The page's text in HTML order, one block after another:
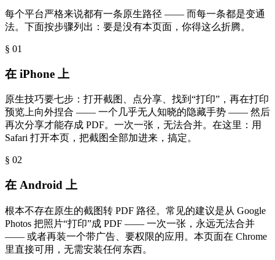
每个平台严格来说都有一条原生路径 —— 而每一条都是变通
法。下面按步骤列出：要是没有本页面，你得这么折腾。
§ 01
在 iPhone 上
原生技巧要七步：打开截图、点分享、找到“打印”，再在打印
预览上向外捏合 —— 一个几乎无人知晓的隐藏手势 —— 然后
再次分享才能存成 PDF。一次一张，无法合并。在这里：用
Safari 打开本页，把截图全部加进来，搞定。
§ 02
在 Android 上
根本不存在原生的截图转 PDF 路径。常见的建议是从 Google
Photos 把照片“打印”成 PDF —— 一次一张，永远无法合并
—— 或者再装一个带广告、要权限的应用。本页面在 Chrome
里直接可用，无需安装任何东西。